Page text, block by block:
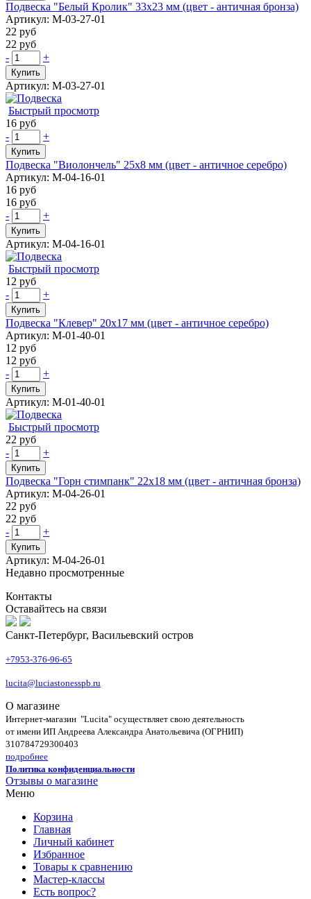
Подвеска "Белый Кролик" 33х23 мм (цвет - античная бронза)
Артикул: М-03-27-01
22 руб
22 руб
-
+
Купить
Артикул: М-03-27-01
Быстрый просмотр
16 руб
-
+
Купить
Подвеска "Виолончель" 25х8 мм (цвет - античное серебро)
Артикул: М-04-16-01
16 руб
16 руб
-
+
Купить
Артикул: М-04-16-01
Быстрый просмотр
12 руб
-
+
Купить
Подвеска "Клевер" 20х17 мм (цвет - античное серебро)
Артикул: М-01-40-01
12 руб
12 руб
-
+
Купить
Артикул: М-01-40-01
Быстрый просмотр
22 руб
-
+
Купить
Подвеска "Горн стимпанк" 22х18 мм (цвет - античная бронза)
Артикул: М-04-26-01
22 руб
22 руб
-
+
Купить
Артикул: М-04-26-01
Недавно просмотренные
Контакты
Оставайтесь на связи
Санкт-Петербург, Васильевский остров
+7953-376-96-65
lucita@luciastonesspb.ru
О магазине
Интернет-магазин "Lucita" осуществляет свою деятельность
от имени ИП Андреева Александра Анатольевича (ОГРНИП)
310784729300403
подробнее
Политика конфиденциальности
Отзывы о магазине
Меню
Корзина
Главная
Личный кабинет
Избранное
Товары к сравнению
Мастер-классы
Есть вопрос?